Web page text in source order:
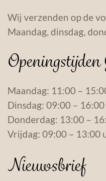
Wij verzenden op de
Maandag, dinsdag,
Maandag: 11:00 –
Dinsdag: 09:00 –
Donderdag: 13:00 –
Vrijdag: 09:00 – 13:00
Nieuwsbrief